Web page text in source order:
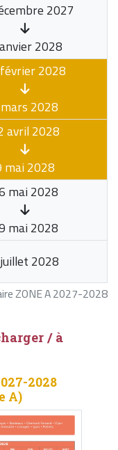
ZONE A 2027-2028
2027
2028
2028
2028
avril 2028
mai 2028
mai 2028
mai 2028
2028
/ à
2028
A)